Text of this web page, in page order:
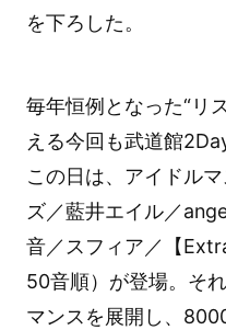
を下ろした。
毎年恒例となった“リ
える今回も武道館
この日は、アイドル
ズ／藍井エイル／
音／スフィア／【
50音順）が登場。そ
マンスを展開し、